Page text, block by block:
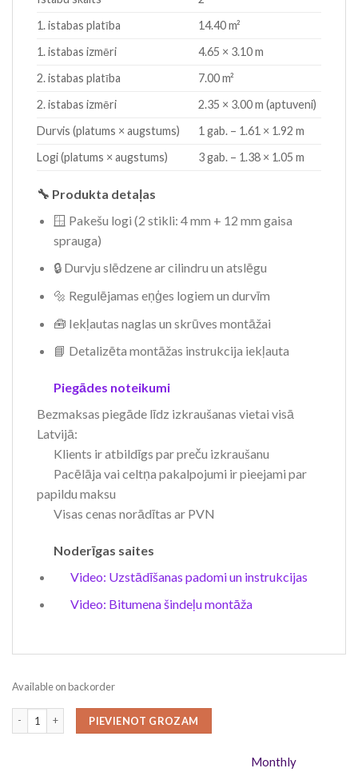
1. istabas platība
14.40 m²
1. istabas izmēri
4.65 × 3.10 m
2. istabas platība
7.00 m²
2. istabas izmēri
2.35 × 3.00 m (aptuveni)
Durvis (platums × augstums)
1 gab. – 1.61 × 1.92 m
Logi (platums × augstums)
3 gab. – 1.38 × 1.05 m
🔧 Produkta detaļas
🪟 Pakešu logi (2 stikli: 4 mm + 12 mm gaisa
sprauga)
🔒 Durvju slēdzene ar cilindru un atslēgu
🔩 Regulējamas eņģes logiem un durvīm
🧰 Iekļautas naglas un skrūves montāžai
📘 Detalizēta montāžas instrukcija iekļauta
Piegādes noteikumi
Bezmaksas piegāde līdz izkraušanas vietai visā
Latvijā:
Klients ir atbildīgs par preču izkraušanu
Pacēlāja vai celtņa pakalpojumi ir pieejami par
papildu maksu
Visas cenas norādītas ar PVN
Noderīgas saites
Video: Uzstādīšanas padomi un instrukcijas
Video: Bitumena šindeļu montāža
Available on backorder
PIEVIENOT GROZAM
Monthly